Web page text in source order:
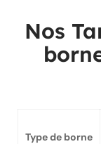
Nos
Type de borne